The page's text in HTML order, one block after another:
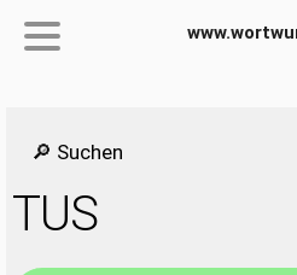
🔎 Suchen
TUS